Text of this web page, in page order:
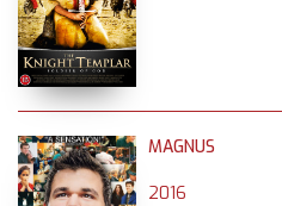
MAGNUS
2016